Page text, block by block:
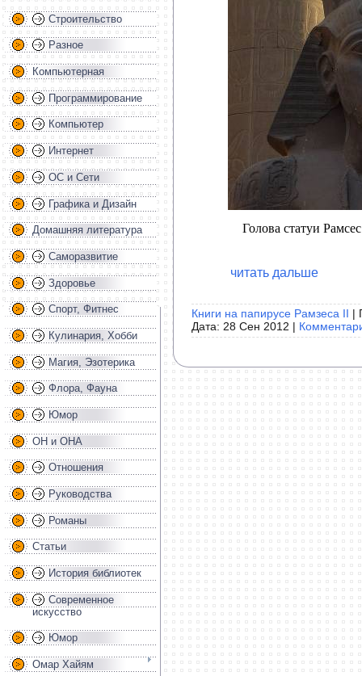
Строительство
Разное
Компьютерная
Программирование
Компьютер
Интернет
ОС и Сети
Графика и Дизайн
Домашняя литература
Саморазвитие
Здоровье
Спорт, Фитнес
Кулинария, Хобби
Магия, Эзотерика
Флора, Фауна
Юмор
ОН и ОНА
Отношения
Руководства
Романы
Статьи
История библиотек
Современное
искусство
Юмор
Омар Хайям
Голова статуи
читать дальше
Книги на папирусе Рамзеса II |
Дата: 28 Сен 2012 |